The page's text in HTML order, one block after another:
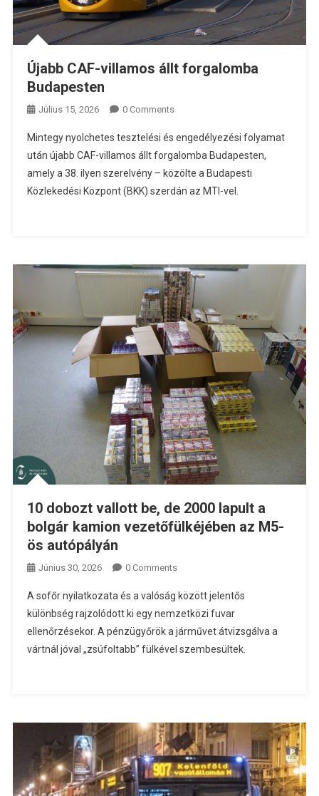
Újabb CAF-villamos állt forgalomba
Budapesten
Július 15, 2026 0 Comments
Mintegy nyolchetes tesztelési és engedélyezési folyamat
után újabb CAF-villamos állt forgalomba Budapesten,
amely a 38. ilyen szerelvény – közölte a Budapesti
Közlekedési Központ (BKK) szerdán az MTI-vel.
10 dobozt vallott be, de 2000 lapult a
bolgár kamion vezetőfülkéjében az M5-
ös autópályán
Június 30, 2026 0 Comments
A sofőr nyilatkozata és a valóság között jelentős
különbség rajzolódott ki egy nemzetközi fuvar
ellenőrzésekor. A pénzügyőrök a járművet átvizsgálva a
vártnál jóval „zsúfoltabb” fülkével szembesültek.